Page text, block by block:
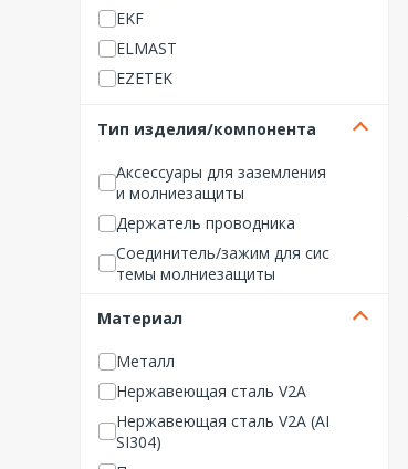
EKF
ELMAST
EZETEK
GALMAR
IEK (ИЭК)
NO NAME Системы безопас
ности
NO NAME Средства защиты
OBO Bettermann
Сталь-Про
ЦМЗ
Тип изделия/компонента
Аксессуары для заземления
и молниезащиты
Держатель проводника
Соединитель/зажим для сис
темы молниезащиты
Материал
Металл
Нержавеющая сталь V2A
Нержавеющая сталь V2A (AI
SI304)